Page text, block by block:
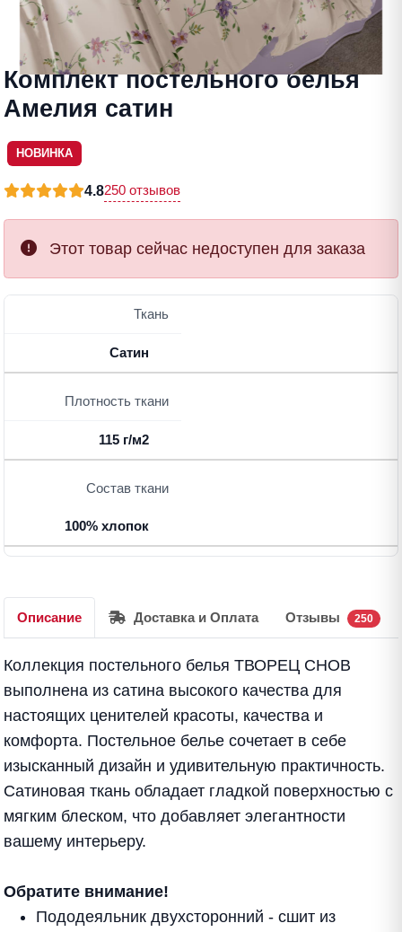
Комплект постельного белья
Амелия сатин
НОВИНКА
4.8250 отзывов
Этот товар сейчас недоступен для заказа
Ткань
Сатин
Плотность ткани
115 г/м2
Состав ткани
100% хлопок
Описание Доставка и Оплата Отзывы 250
Коллекция постельного белья ТВОРЕЦ СНОВ
выполнена из сатина высокого качества для
настоящих ценителей красоты, качества и
комфорта. Постельное белье сочетает в себе
изысканный дизайн и удивительную практичность.
Сатиновая ткань обладает гладкой поверхностью с
мягким блеском, что добавляет элегантности
вашему интерьеру.
Обратите внимание!
Пододеяльник двухсторонний - сшит из